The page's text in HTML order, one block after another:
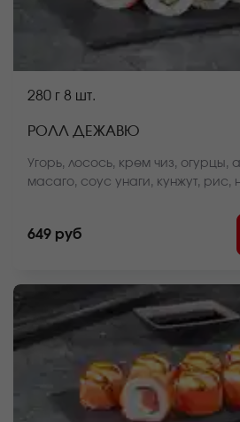
280 г 8 шт.
РОЛЛ ДЕЖАВЮ
Угорь, лосось, крем чиз, огурцы,
масаго, соус унаги, кунжут, рис,
649 руб